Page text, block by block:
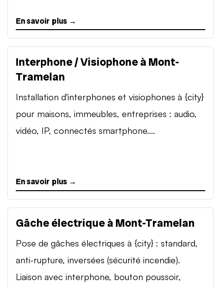
En savoir plus →
Interphone / Visiophone à Mont-
Tramelan
Installation d'interphones et visiophones à {city}
pour maisons, immeubles, entreprises : audio,
vidéo, IP, connectés smartphone....
En savoir plus →
Gâche électrique à Mont-Tramelan
Pose de gâches électriques à {city} : standard,
anti-rupture, inversées (sécurité incendie).
Liaison avec interphone, bouton poussoir,